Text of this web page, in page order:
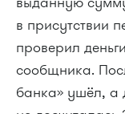
в присутствии
проверил
сообщника.
банка» ушёл,